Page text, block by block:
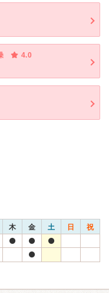
4.0
木 金 土 日 祝